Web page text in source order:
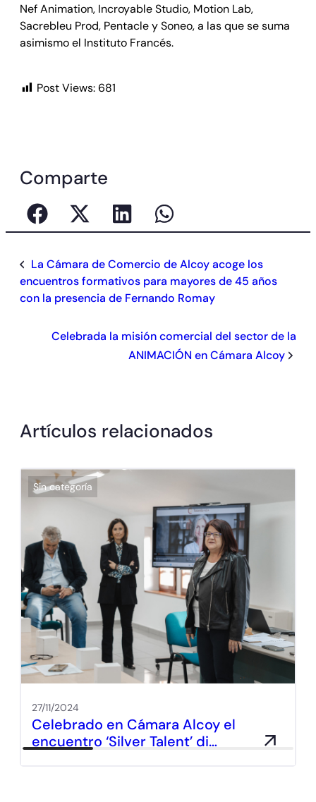
Nef Animation, Incroyable Studio, Motion Lab,
Sacrebleu Prod, Pentacle y Soneo, a las que se suma
asimismo el Instituto Francés.
Post Views:681
Comparte
La Cámara de Comercio de Alcoy acoge los
encuentros formativos para mayores de 45 años
con la presencia de Fernando Romay
Celebrada la misión comercial del sector de la
ANIMACIÓN en Cámara Alcoy
Artículos relacionados
Sin categoría
27/11/2024
Celebrado en Cámara Alcoy el
encuentro ‘Silver Talent’ di…